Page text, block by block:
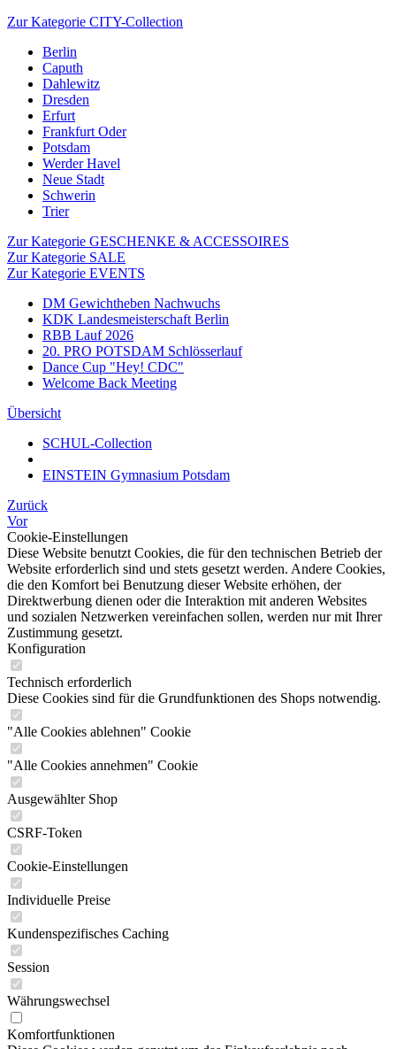
Zur Kategorie CITY-Collection
Berlin
Caputh
Dahlewitz
Dresden
Erfurt
Frankfurt Oder
Potsdam
Werder Havel
Neue Stadt
Schwerin
Trier
Zur Kategorie GESCHENKE & ACCESSOIRES
Zur Kategorie SALE
Zur Kategorie EVENTS
DM Gewichtheben Nachwuchs
KDK Landesmeisterschaft Berlin
RBB Lauf 2026
20. PRO POTSDAM Schlösserlauf
Dance Cup "Hey! CDC"
Welcome Back Meeting
Übersicht
SCHUL-Collection
EINSTEIN Gymnasium Potsdam
Zurück
Vor
Cookie-Einstellungen
Diese Website benutzt Cookies, die für den technischen Betrieb der
Website erforderlich sind und stets gesetzt werden. Andere Cookies,
die den Komfort bei Benutzung dieser Website erhöhen, der
Direktwerbung dienen oder die Interaktion mit anderen Websites
und sozialen Netzwerken vereinfachen sollen, werden nur mit Ihrer
Zustimmung gesetzt.
Konfiguration
Technisch erforderlich
Diese Cookies sind für die Grundfunktionen des Shops notwendig.
"Alle Cookies ablehnen" Cookie
"Alle Cookies annehmen" Cookie
Ausgewählter Shop
CSRF-Token
Cookie-Einstellungen
Individuelle Preise
Kundenspezifisches Caching
Session
Währungswechsel
Komfortfunktionen